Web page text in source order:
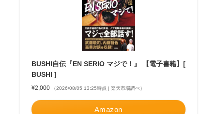
BUSHI自伝『EN SERIO マジで！』 【電子書籍】[
BUSHI ]
¥2,000 （2026/08/05 13:25時点 | 楽天市場調べ）
Amazon